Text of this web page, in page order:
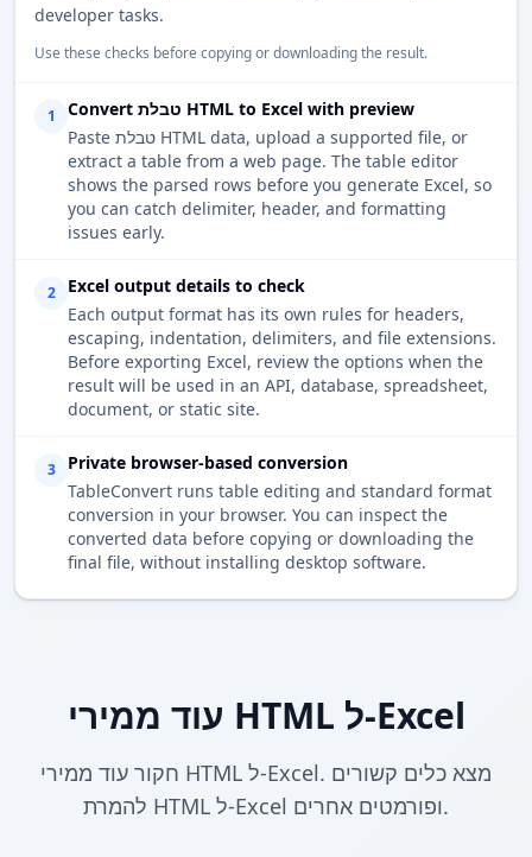
developer tasks.
Use these checks before copying or downloading the result.
1
Convert טבלת HTML to Excel with preview
Paste טבלת HTML data, upload a supported file, or
extract a table from a web page. The table editor
shows the parsed rows before you generate Excel, so
you can catch delimiter, header, and formatting
issues early.
2
Excel output details to check
Each output format has its own rules for headers,
escaping, indentation, delimiters, and file extensions.
Before exporting Excel, review the options when the
result will be used in an API, database, spreadsheet,
document, or static site.
3
Private browser-based conversion
TableConvert runs table editing and standard format
conversion in your browser. You can inspect the
converted data before copying or downloading the
final file, without installing desktop software.
עוד ממירי HTML ל-Excel
חקור עוד ממירי HTML ל-Excel. מצא כלים קשורים
להמרת HTML ל-Excel ופורמטים אחרים.